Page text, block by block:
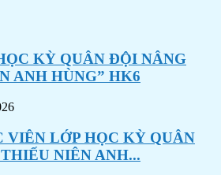
KỲ QUÂN ĐỘI NÂNG
ANH HÙNG” HK6
VIÊN LỚP HỌC KỲ QUÂN
NIÊN ANH...